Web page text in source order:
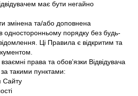
має бути негайно
змінена та/або доповнена
односторонньому порядку без будь-
Ці Правила є відкритим та
права та обов’язки Відвідувача
за такими пунктами:
Сайту